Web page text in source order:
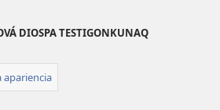
DIOSPA TESTIGONKUNAQ
apariencia